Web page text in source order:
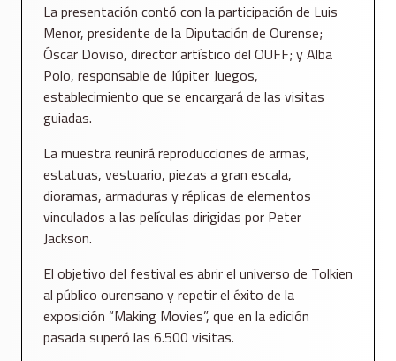
La presentación contó con la participación de Luis
Menor, presidente de la Diputación de Ourense;
Óscar Doviso, director artístico del OUFF; y Alba
Polo, responsable de Júpiter Juegos,
establecimiento que se encargará de las visitas
guiadas.
La muestra reunirá reproducciones de armas,
estatuas, vestuario, piezas a gran escala,
dioramas, armaduras y réplicas de elementos
vinculados a las películas dirigidas por Peter
Jackson.
El objetivo del festival es abrir el universo de Tolkien
al público ourensano y repetir el éxito de la
exposición “Making Movies”, que en la edición
pasada superó las 6.500 visitas.